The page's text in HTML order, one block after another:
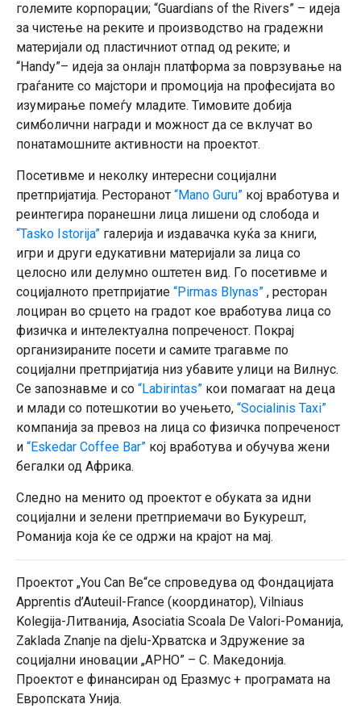
големите корпорации; “Guardians of the Rivers” – идеја
за чистење на реките и производство на градежни
материјали од пластичниот отпад од реките; и
“Handy”– идеја за онлајн платформа за поврзување на
граѓаните со мајстори и промоција на професијата во
изумирање помеѓу младите. Тимовите добија
симболични награди и можност да се вклучат во
понатамошните активности на проектот.
Посетивме и неколку интересни социјални
претпријатија. Ресторанот “Mano Guru” кој вработува и
реинтегира поранешни лица лишени од слобода и
“Tasko Istorija” галерија и издавачка куќа за книги,
игри и други едукативни материјали за лица со
целосно или делумно оштетен вид. Го посетивме и
социјалното претпријатие “Pirmas Blynas” , ресторан
лоциран во срцето на градот кое вработува лица со
физичка и интелектуална попреченост. Покрај
организираните посети и самите трагавме по
социјални претпријатија низ убавите улици на Вилнус.
Се запознавме и со “Labirintas” кои помагаат на деца
и млади со потешкотии во учењето, “Socialinis Taxi”
компанија за превоз на лица со физичка попреченост
и “Eskedar Coffee Bar” кој вработува и обучува жени
бегалки од Африка.
Следно на менито од проектот е обуката за идни
социјални и зелени претприемачи во Букурешт,
Романија која ќе се одржи на крајот на мај.
Проектот „You Can Be“се спроведува од Фондацијата
Apprentis d’Auteuil-France (координатор), Vilniaus
Kolegija-Литванија, Asociatia Scoala De Valori-Романија,
Zaklada Znanje na djelu-Хрватска и Здружение за
социјални иновации „АРНО” – С. Македонија.
Проектот е финансиран од Еразмус + програмата на
Европската Унија.